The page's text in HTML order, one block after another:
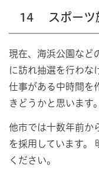
14 スポーツ
現在、海浜公園など
に訪れ抽選を行わな
仕事がある中時間を
きどうかと思いま
他市では十数年前か
を採用しています。
ください。